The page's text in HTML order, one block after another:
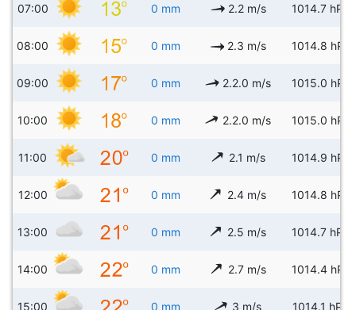
07:00 0 mm 2.2 m/s 1014.7 hPa
08:00 0 mm 2.3 m/s 1014.8 hPa
09:00 0 mm 2.2.0 m/s 1015.0 hPa
10:00 0 mm 2.2.0 m/s 1015.0 hPa
11:00 0 mm 2.1 m/s 1014.9 hPa
12:00 0 mm 2.4 m/s 1014.8 hPa
13:00 0 mm 2.5 m/s 1014.7 hPa
14:00 0 mm 2.7 m/s 1014.4 hPa
15:00 0 mm 3 m/s 1014.1 hPa